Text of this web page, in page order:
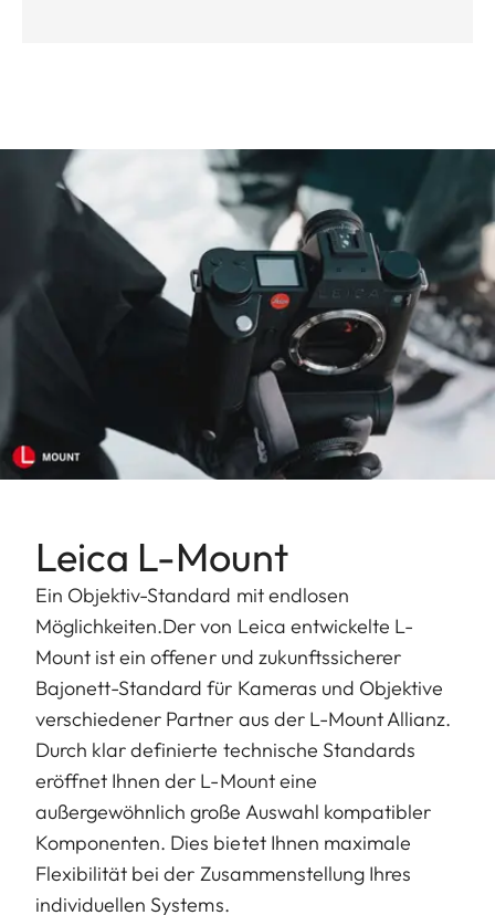
Leica L-Mount
Ein Objektiv-Standard mit endlosen
Möglichkeiten.Der von Leica entwickelte L-
Mount ist ein offener und zukunftssicherer
Bajonett-Standard für Kameras und Objektive
verschiedener Partner aus der L-Mount Allianz.
Durch klar definierte technische Standards
eröffnet Ihnen der L-Mount eine
außergewöhnlich große Auswahl kompatibler
Komponenten. Dies bietet Ihnen maximale
Flexibilität bei der Zusammenstellung Ihres
individuellen Systems.